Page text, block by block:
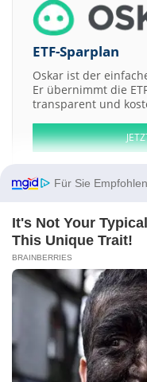
ETF-Sparplan
Oskar ist der
Er übernimmt die
transparent und
Aktien ATX DAX EuroStoxx
FiberTower Agenix
Kontakt-
Sitemap
Datenschutz-
Für Sie Empfohlen
It's Not Your
This Unique Trait!
BRAINBERRIES